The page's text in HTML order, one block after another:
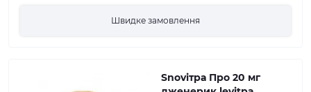
Швидке замовлення
Snovітра Про 20 мг